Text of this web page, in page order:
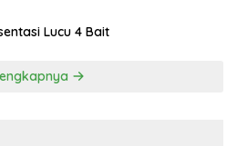
Lucu 4 Bait